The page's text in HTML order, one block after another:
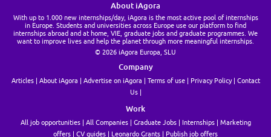
About iAgora
With up to 1.000 new internships/day, iAgora is the most active pool of internships
in Europe. Students and universities across Europe use our platform to find
internships abroad and at home, VIE, graduate jobs and graduate programmes. We
want to improve lives and help the planet through more meaningful internships.
© 2026 iAgora Europa, SLU
Company
Articles About iAgora Advertise on iAgora Terms of use Privacy Policy
Contact
Us
Work
All job opportunities All Companies Graduate Jobs Internships
Marketing
offers
CV guides Leonardo Grants Publish job offers